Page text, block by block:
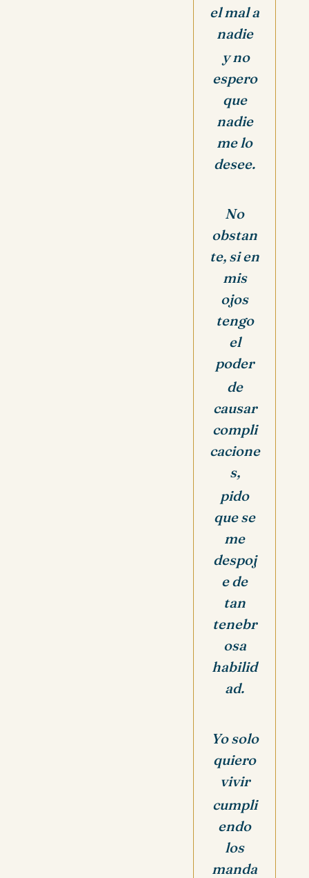
el mal a
nadie
y no
espero
que
nadie
me lo
desee.
No
obstan
te, si en
mis
ojos
tengo
el
poder
de
causar
compli
cacione
s,
pido
que se
me
despoj
e de
tan
tenebr
osa
habilid
ad.
Yo solo
quiero
vivir
cumpli
endo
los
manda